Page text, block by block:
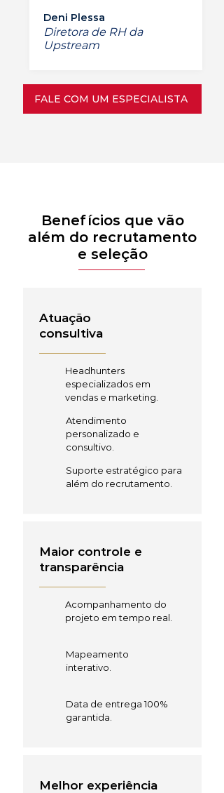
Deni Plessa
Diretora de RH da
Upstream
FALE COM UM ESPECIALISTA
Benefícios que vão
além do recrutamento
e seleção
Atuação
consultiva
Headhunters
especializados em
vendas e marketing.
Atendimento
personalizado e
consultivo.
Suporte estratégico para
além do recrutamento.
Maior controle e
transparência
Acompanhamento do
projeto em tempo real.
Mapeamento
interativo.
Data de entrega 100%
garantida.
Melhor experiência